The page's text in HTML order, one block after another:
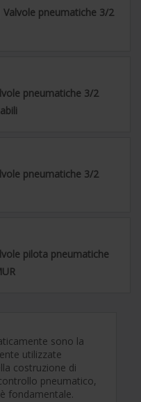
pneumatiche 3/2
pneumatiche 3/2
pneumatiche 3/2
pilota pneumatiche
sono la
utilizzate
costruzione di
pneumatico,
fondamentale.